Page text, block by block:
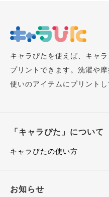
キャラぴたを使えば、キャ
プリントできます。洗濯や
使いのアイテムにプリントし
「キャラぴた」について
キャラぴたの使い方
お知らせ